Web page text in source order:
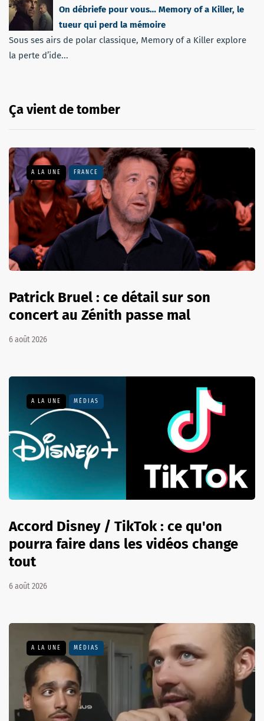
On débriefe pour vous… Memory of a Killer, le
tueur qui perd la mémoire
Sous ses airs de polar classique, Memory of a Killer explore
la perte d’ide...
Ça vient de tomber
A LA UNE FRANCE
Patrick Bruel : ce détail sur son
concert au Zénith passe mal
6 août 2026
A LA UNE MÉDIAS
Accord Disney / TikTok : ce qu'on
pourra faire dans les vidéos change
tout
6 août 2026
A LA UNE MÉDIAS